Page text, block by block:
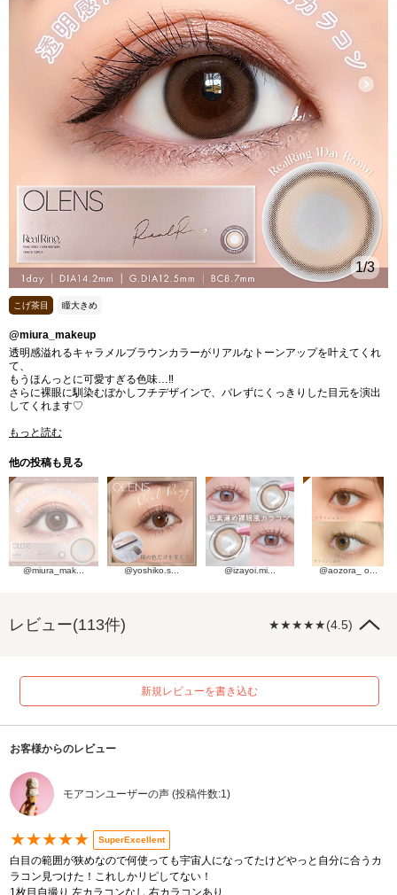
1/3
こげ茶目 瞳大きめ
@miura_makeup
透明感溢れるキャラメルブラウンカラーがリアルなトーンアップを叶えてくれ
て、
もうほんっとに可愛すぎる色味…‼
さらに裸眼に馴染むぼかしフチデザインで、バレずにくっきりした目元を演出
してくれます♡
もっと読む
他の投稿も見る
@miura_mak... @yoshiko.s... @izayoi.mi... @aozora_ o...
レビュー(113件) ★★★★★(4.5)
新規レビューを書き込む
お客様からのレビュー
モアコンユーザーの声 (投稿件数:1)
★★★★★ SuperExcellent
白目の範囲が狭めなので何使っても宇宙人になってたけどやっと自分に合うカ
ラコン見つけた！これしかリピしてない！
1枚目自撮り 左カラコンなし 右カラコンあり